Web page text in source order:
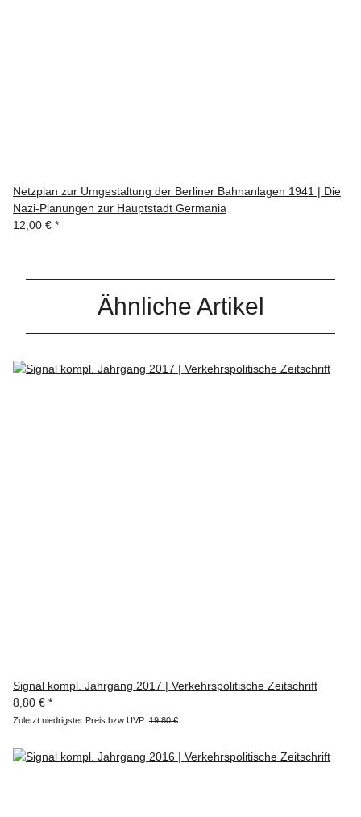
Netzplan zur Umgestaltung der Berliner Bahnanlagen 1941 | Die
Nazi-Planungen zur Hauptstadt Germania
12,00 € *
Ähnliche Artikel
Signal kompl. Jahrgang 2017 | Verkehrspolitische Zeitschrift
8,80 € *
Zuletzt niedrigster Preis bzw UVP: 19,80 €